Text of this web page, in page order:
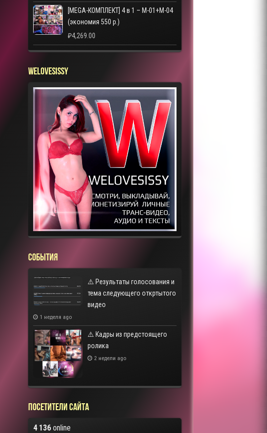
[MEGA-КОМПЛЕКТ] 4 в 1 – M-01+M-04
(экономия 550 р.)
₽4,269.00
WELOVESISSY
СОБЫТИЯ
⚠️ Результаты голосования и
тема следующего откртытого
видео
1 неделя ago
⚠️ Кадры из предстоящего
ролика
2 недели ago
Посетители сайта
4 136online